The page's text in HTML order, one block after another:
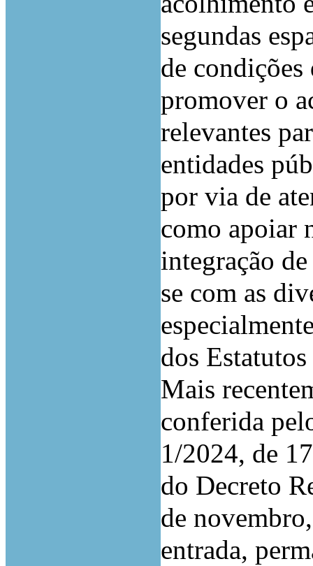
segundas
de
promover o
relevantes
entidades
por via de
como apoiar
integração
se com as
dos
Mais
conferida
1/2024, de
do Decreto
de
entrada,